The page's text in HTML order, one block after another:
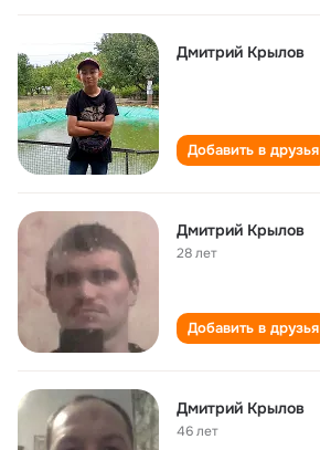
Дмитрий Крылов
Добавить в друзья
Дмитрий Крылов
28 лет
Добавить в друзья
Дмитрий Крылов
46 лет